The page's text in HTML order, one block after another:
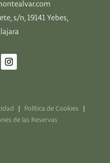
s/n, 19141 Yebes,
Política de Cookies
de las Reservas